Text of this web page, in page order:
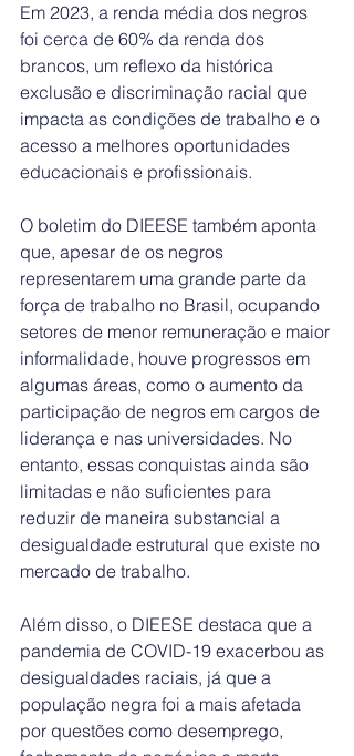
Em 2023, a renda média dos negros
foi cerca de 60% da renda dos
brancos, um reflexo da histórica
exclusão e discriminação racial que
impacta as condições de trabalho e o
acesso a melhores oportunidades
educacionais e profissionais.
O boletim do DIEESE também aponta
que, apesar de os negros
representarem uma grande parte da
força de trabalho no Brasil, ocupando
setores de menor remuneração e maior
informalidade, houve progressos em
algumas áreas, como o aumento da
participação de negros em cargos de
liderança e nas universidades. No
entanto, essas conquistas ainda são
limitadas e não suficientes para
reduzir de maneira substancial a
desigualdade estrutural que existe no
mercado de trabalho.
Além disso, o DIEESE destaca que a
pandemia de COVID-19 exacerbou as
desigualdades raciais, já que a
população negra foi a mais afetada
por questões como desemprego,